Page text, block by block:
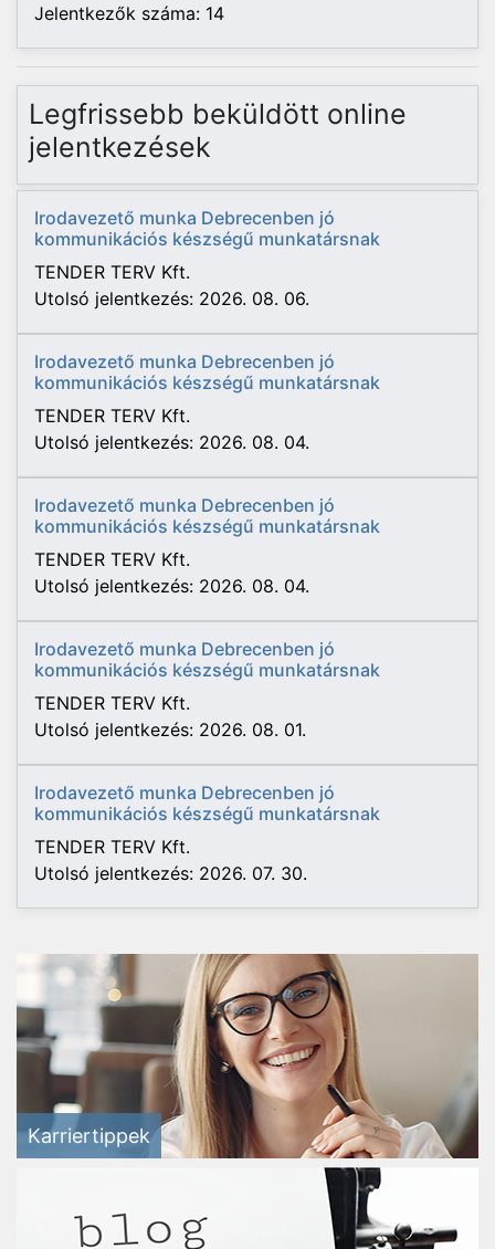
Jelentkezők száma: 14
Legfrissebb beküldött online
jelentkezések
Irodavezető munka Debrecenben jó
kommunikációs készségű munkatársnak
TENDER TERV Kft.
Utolsó jelentkezés: 2026. 08. 06.
Irodavezető munka Debrecenben jó
kommunikációs készségű munkatársnak
TENDER TERV Kft.
Utolsó jelentkezés: 2026. 08. 04.
Irodavezető munka Debrecenben jó
kommunikációs készségű munkatársnak
TENDER TERV Kft.
Utolsó jelentkezés: 2026. 08. 04.
Irodavezető munka Debrecenben jó
kommunikációs készségű munkatársnak
TENDER TERV Kft.
Utolsó jelentkezés: 2026. 08. 01.
Irodavezető munka Debrecenben jó
kommunikációs készségű munkatársnak
TENDER TERV Kft.
Utolsó jelentkezés: 2026. 07. 30.
Karriertippek